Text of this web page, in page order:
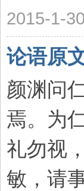
2015-1-
论语原
颜渊问
焉。为
礼勿视
敏，请